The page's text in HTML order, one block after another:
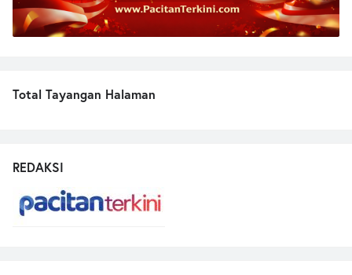
Total Tayangan Halaman
REDAKSI